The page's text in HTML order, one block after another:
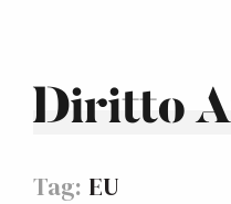
Diritto
Tag: EU